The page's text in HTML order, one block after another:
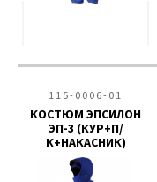
115-0006-01
КОСТЮМ ЭПСИЛОН
ЭП-3 (КУР+П/
К+НАКАСНИК)